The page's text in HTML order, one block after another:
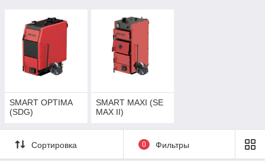
SMART OPTIMA
(SDG)
SMART MAXI (SE
MAX II)
Сортировка 0 Фильтры